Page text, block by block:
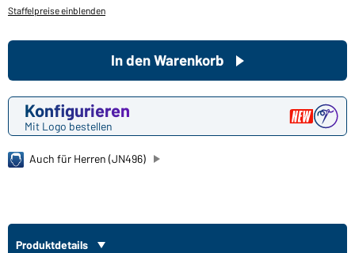
Staffelpreise einblenden
Konfigurieren
Mit Logo bestellen
In den Warenkorb
Auch für Herren (JN496)
Produktdetails